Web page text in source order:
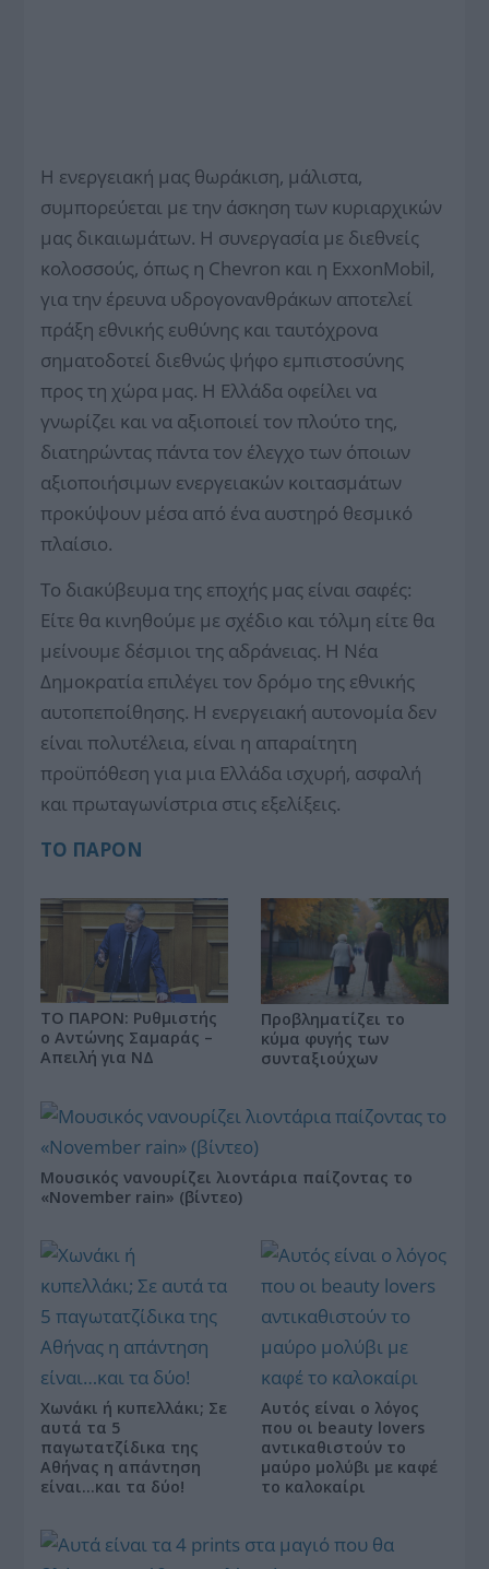
Η ενεργειακή μας θωράκιση, μάλιστα,
συμπορεύεται με την άσκηση των κυριαρχικών
μας δικαιωμάτων. Η συνεργασία με διεθνείς
κολοσσούς, όπως η Chevron και η ExxonMobil,
για την έρευνα υδρογονανθράκων αποτελεί
πράξη εθνικής ευθύνης και ταυτόχρονα
σηματοδοτεί διεθνώς ψήφο εμπιστοσύνης
προς τη χώρα μας. Η Ελλάδα οφείλει να
γνωρίζει και να αξιοποιεί τον πλούτο της,
διατηρώντας πάντα τον έλεγχο των όποιων
αξιοποιήσιμων ενεργειακών κοιτασμάτων
προκύψουν μέσα από ένα αυστηρό θεσμικό
πλαίσιο.
Το διακύβευμα της εποχής μας είναι σαφές:
Είτε θα κινηθούμε με σχέδιο και τόλμη είτε θα
μείνουμε δέσμιοι της αδράνειας. Η Νέα
Δημοκρατία επιλέγει τον δρόμο της εθνικής
αυτοπεποίθησης. Η ενεργειακή αυτονομία δεν
είναι πολυτέλεια, είναι η απαραίτητη
προϋπόθεση για μια Ελλάδα ισχυρή, ασφαλή
και πρωταγωνίστρια στις εξελίξεις.
ΤΟ ΠΑΡΟΝ
ΤΟ ΠΑΡΟΝ: Ρυθμιστής
ο Αντώνης Σαμαράς –
Απειλή για ΝΔ
Προβληματίζει το
κύμα φυγής των
συνταξιούχων
Μουσικός νανουρίζει λιοντάρια παίζοντας το
«November rain» (βίντεο)
Χωνάκι ή κυπελλάκι; Σε
αυτά τα 5
παγωτατζίδικα της
Αθήνας η απάντηση
είναι…και τα δύο!
Αυτός είναι ο λόγος
που οι beauty lovers
αντικαθιστούν το
μαύρο μολύβι με καφέ
το καλοκαίρι